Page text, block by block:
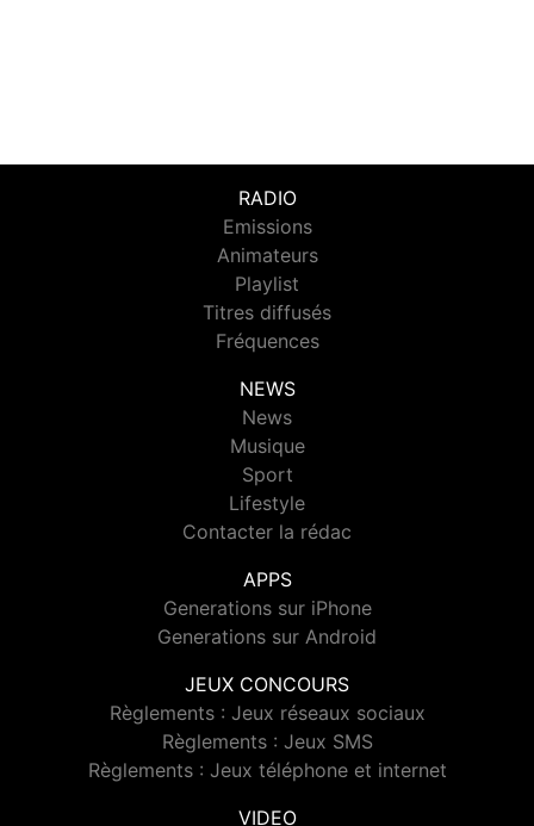
RADIO
Emissions
Animateurs
Playlist
Titres diffusés
Fréquences
NEWS
News
Musique
Sport
Lifestyle
Contacter la rédac
APPS
Generations sur iPhone
Generations sur Android
JEUX CONCOURS
Règlements : Jeux réseaux sociaux
Règlements : Jeux SMS
Règlements : Jeux téléphone et internet
VIDEO